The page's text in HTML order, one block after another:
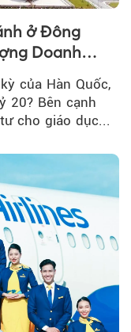
ở Đông
Doanh
của Hàn Quốc,
20? Bên cạnh
cho giáo dục...